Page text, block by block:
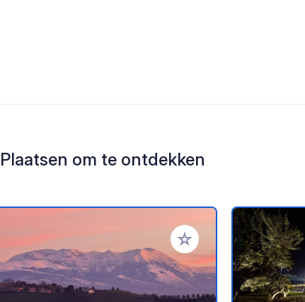
Plaatsen om te ontdekken
Voeg toe aan je favorieten